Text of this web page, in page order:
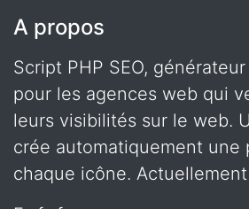
A propos
Script PHP SEO, générateur d'icônes, idéal
pour les agences web qui
leurs visibilités sur le web.
crée automatiquement une
chaque icône.